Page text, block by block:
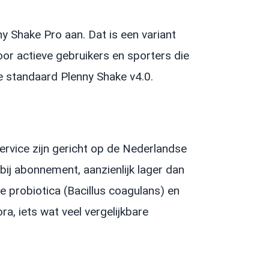
Shake Pro aan. Dat is een variant
actieve gebruikers en sporters die
Plenny Shake v4.0.
zijn gericht op de Nederlandse
abonnement, aanzienlijk lager dan
probiotica (Bacillus coagulans) en
iets wat veel vergelijkbare